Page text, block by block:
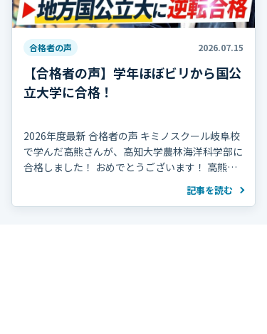
合格者の声 2026.07.15
【合格者の声】学年ほぼビリから国公
立大学に合格！
2026年度最新 合格者の声 キミノスクール岐阜校
で学んだ高熊さんが、高知大学農林海洋科学部に
合格しました！ おめでとうございます！ 高熊さ
んは高校2年の夏、学年314人中300位で、勉強習
慣がほぼ無い状態から受験勉強を […]
記事を読む